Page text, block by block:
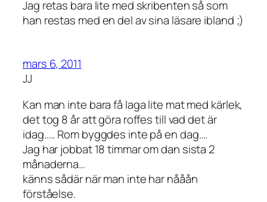
Jag retas bara lite med skribenten så som
han restas med en del av sina läsare ibland ;)
mars 6, 2011
JJ
Kan man inte bara få laga lite mat med kärlek,
det tog 8 år att göra roffes till vad det är
idag….. Rom byggdes inte på en dag….
Jag har jobbat 18 timmar om dan sista 2
månaderna…
känns sådär när man inte har nååån
förståelse.